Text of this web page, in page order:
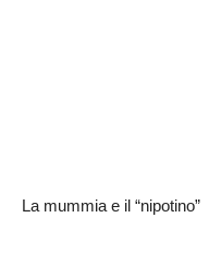
La mummia e il “nipotino”